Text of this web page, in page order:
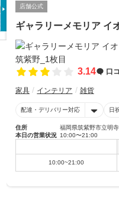
店舗公式
ギャラリーメモリア イ
3.14 口
家具 インテリア 雑貨
配達・デリバリー対応 日
住所
福岡県筑紫野市立明
本日の営業状況 10:00〜21:00
10:00~21:00